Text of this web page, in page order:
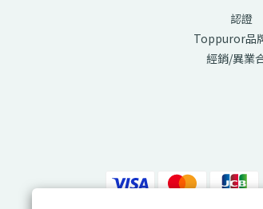
認證
Toppuror品
經銷/異業